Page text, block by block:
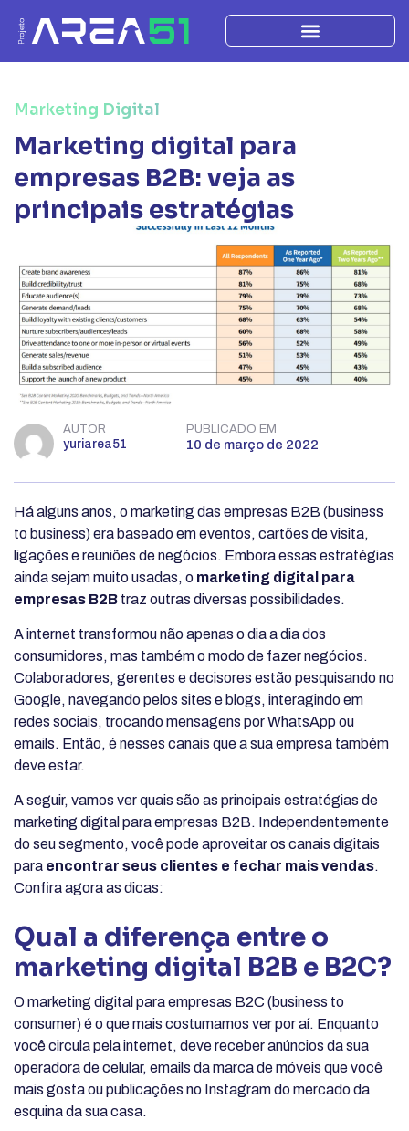
Marketing Digital
Marketing digital para
empresas B2B: veja as
principais estratégias
AUTOR
yuriarea51
PUBLICADO EM
10 de março de 2022
Há alguns anos, o marketing das empresas B2B (business
to business) era baseado em eventos, cartões de visita,
ligações e reuniões de negócios. Embora essas estratégias
ainda sejam muito usadas, o marketing digital para
empresas B2B traz outras diversas possibilidades.
A internet transformou não apenas o dia a dia dos
consumidores, mas também o modo de fazer negócios.
Colaboradores, gerentes e decisores estão pesquisando no
Google, navegando pelos sites e blogs, interagindo em
redes sociais, trocando mensagens por WhatsApp ou
emails. Então, é nesses canais que a sua empresa também
deve estar.
A seguir, vamos ver quais são as principais estratégias de
marketing digital para empresas B2B. Independentemente
do seu segmento, você pode aproveitar os canais digitais
para encontrar seus clientes e fechar mais vendas.
Confira agora as dicas:
Qual a diferença entre o
marketing digital B2B e B2C?
O marketing digital para empresas B2C (business to
consumer) é o que mais costumamos ver por aí. Enquanto
você circula pela internet, deve receber anúncios da sua
operadora de celular, emails da marca de móveis que você
mais gosta ou publicações no Instagram do mercado da
esquina da sua casa.